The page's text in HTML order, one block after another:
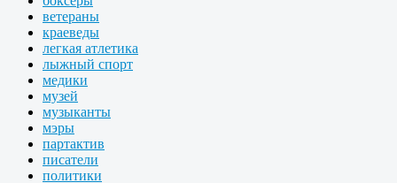
ветераны
краеведы
легкая атлетика
лыжный спорт
медики
музей
музыканты
мэры
партактив
писатели
политики